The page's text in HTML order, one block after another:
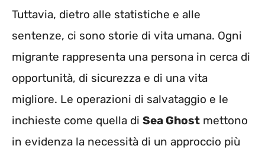
Tuttavia, dietro alle statistiche e alle
sentenze, ci sono storie di vita umana. Ogni
migrante rappresenta una persona in cerca di
opportunità, di sicurezza e di una vita
migliore. Le operazioni di salvataggio e le
inchieste come quella di Sea Ghost mettono
in evidenza la necessità di un approccio più